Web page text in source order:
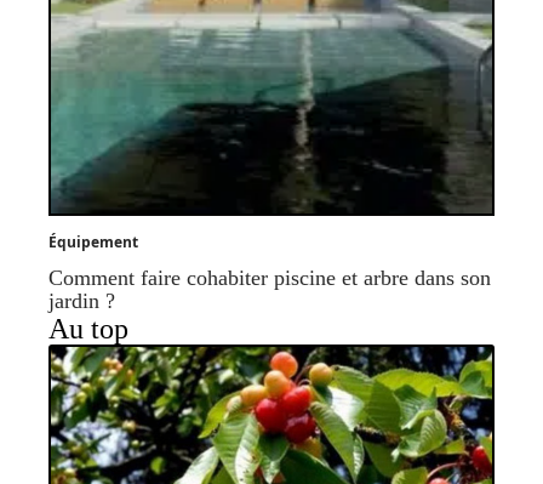
Équipement
Comment faire cohabiter piscine et arbre dans son
jardin ?
Au top